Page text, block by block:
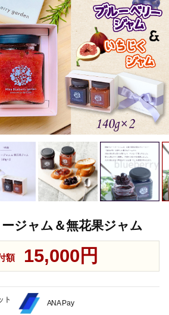
ジャム＆無花果ジャム
額 15,000円
ト
ANA Pay